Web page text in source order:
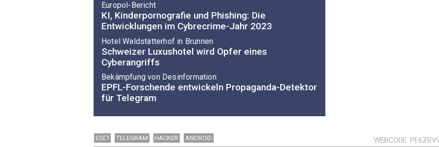
Europol-Bericht
KI, Kinderpornografie und Phishing: Die
Entwicklungen im Cybrecrime-Jahr 2023
Hotel Waldstätterhof in Brunnen
Schweizer Luxushotel wird Opfer eines
Cyberangriffs
Bekämpfung von Desinformation
EPFL-Forschende entwickeln Propaganda-Detektor
für Telegram
ESET TELEGRAM HACKER ANDROID WEBCODE